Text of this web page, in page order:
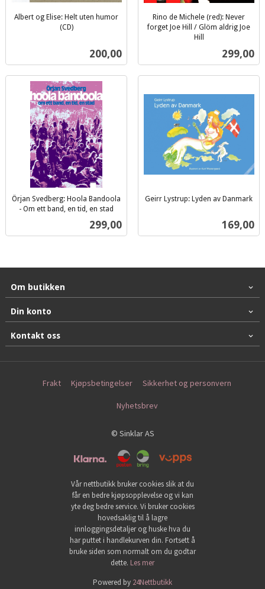
Albert og Elise: Helt uten humor
(CD)
Pris
200,00
Rino de Michele (red): Never
forget Joe Hill / Glöm aldrig Joe
Hill
Pris
299,00
Örjan Svedberg: Hoola Bandoola
- Om ett band, en tid, en stad
Pris
299,00
Geirr Lystrup: Lyden av Danmark
Pris
169,00
Om butikken
Din konto
Kontakt oss
Frakt Kjøpsbetingelser Sikkerhet og personvern
Nyhetsbrev
© Sinklar AS
Vår nettbutikk bruker cookies slik at du
får en bedre kjøpsopplevelse og vi kan
yte deg bedre service. Vi bruker cookies
hovedsaklig til å lagre
innloggingsdetaljer og huske hva du
har puttet i handlekurven din. Fortsett å
bruke siden som normalt om du godtar
dette. Les mer
Powered by 24Nettbutikk